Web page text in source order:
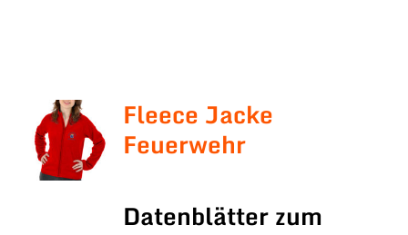
Fleece Jacke
Feuerwehr
Datenblätter zum